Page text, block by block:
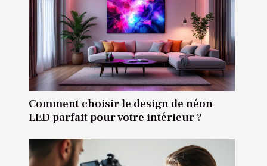
Comment choisir le design de néon
LED parfait pour votre intérieur ?